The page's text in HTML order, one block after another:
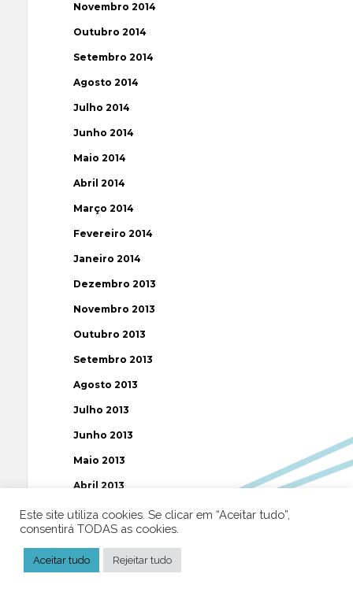
Novembro 2014
Outubro 2014
Setembro 2014
Agosto 2014
Julho 2014
Junho 2014
Maio 2014
Abril 2014
Março 2014
Fevereiro 2014
Janeiro 2014
Dezembro 2013
Novembro 2013
Outubro 2013
Setembro 2013
Agosto 2013
Julho 2013
Junho 2013
Maio 2013
Abril 2013
Março 2013
Fevereiro 2013
Janeiro 2013
Este site utiliza cookies. Se clicar em “Aceitar tudo”,
consentirá TODAS as cookies.
Aceitar tudo Rejeitar tudo